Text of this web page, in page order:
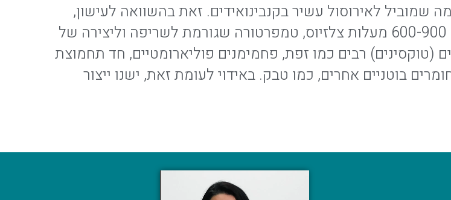
של בין 160-230 מעלות צלזיוס, מה שמוביל לאירוסול עשיר בקנבינואידים. זאת בהשוואה לעישון,
שמחמם את תפרחת הקנאביס לטמפרטורה גבוהה יותר – בין 600-900 מעלות צלזיוס, טמפרטורה שגורמת לשריפה וליצירה של
(טוקסינים) רבים כמו זפת, פחמימנים פוליארומטיים, חד תחמוצת
בוטניים אחרים, כמו טבק. באידוי לעומת זאת, ישנו ייצור